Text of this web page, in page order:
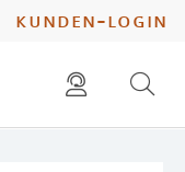
kunden-login